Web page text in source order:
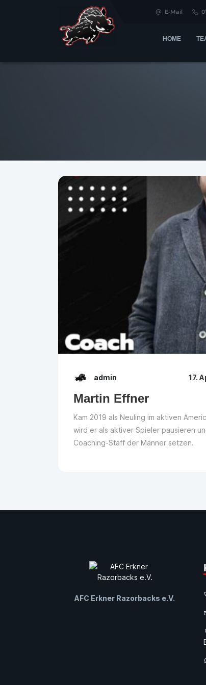
E-Mail
HOME
admin 17.
Martin Effner
Kam 2019 als Neuling im aktiven
wird er als aktiver Spieler pausieren
Coaching-Staff der Männer setzen.
AFC Erkner Razorbacks e.V.